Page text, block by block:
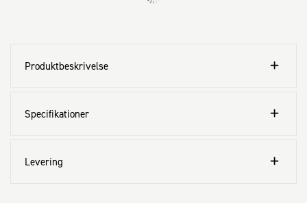
Produktbeskrivelse
Specifikationer
Levering